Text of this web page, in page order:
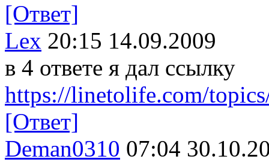
[Ответ]
Lex 20:15 14.09.2009
в 4 ответе я дал ссылку
https://linetolife.com/
[Ответ]
Deman0310 07:04